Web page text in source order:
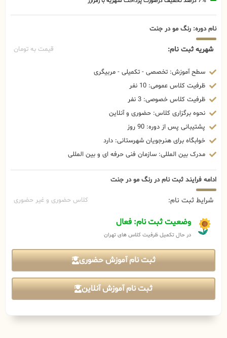
نام دوره: رنگ مو در جنت
شهریه ثبت نام: قیمت به تومان
سطح آموزش: تخصصی - تکمیلی - مربیگری
ظرفیت کلاس عمومی: 10 نفر
ظرفیت کلاس خصوصی: 3 نفر
نحوه برگزاری کلاس: حضوری و آنلاین
پشتیبانی پس از دوره: 90 روز
خوابگاه برای هنرجویان شهرستانی: دارد
مدرک بین المللی: سازمان فنی حرفه ای و بین المللی
ادامه فرایند ثبت نام در رنگ مو در جنت
شرایط ثبت نام: کلاس حضوری و غیر حضوری
وضعیت ثبت نام: فعال
در حال تکمیل ظرفیت کلاس های تهران
ثبت نام آموزش حضوری
ثبت نام آموزش آنلاین